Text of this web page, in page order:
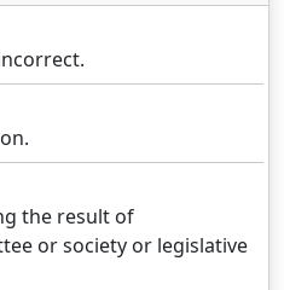
the result of
or society or legislative